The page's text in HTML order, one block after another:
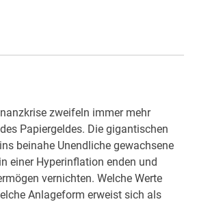
zweifeln immer mehr
Papiergeldes. Die gigantischen
beinahe Unendliche gewachsene
einer Hyperinflation enden und
vernichten. Welche Werte
Anlageform erweist sich als